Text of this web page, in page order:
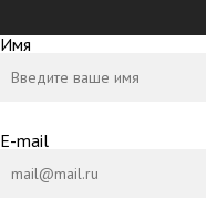
Имя
E-mail